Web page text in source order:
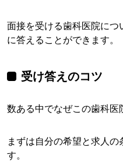
面接を受ける歯科医院に
に答えることができます。
受け答えのコツ
数ある中でなぜこの歯科医
まずは自分の希望と求人
す。